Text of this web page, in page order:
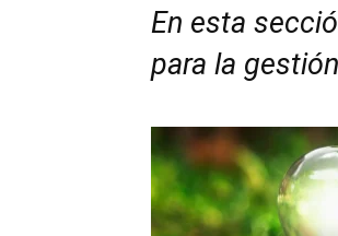
En esta
para la